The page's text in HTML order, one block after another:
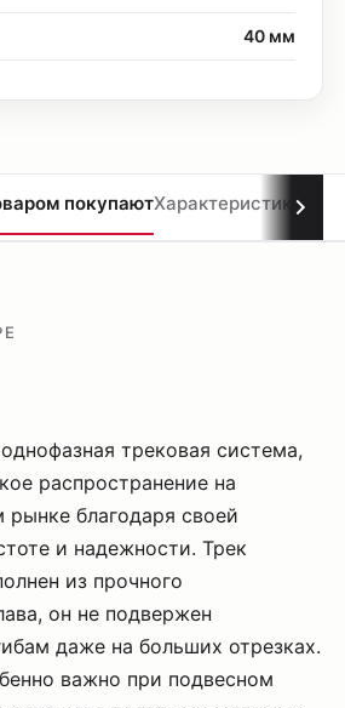
40 мм
покупаютХарактеристики
трековая система,
распространение на
рынке благодаря своей
и надежности. Трек
из прочного
он не подвержен
даже на больших отрезках.
важно при подвесном